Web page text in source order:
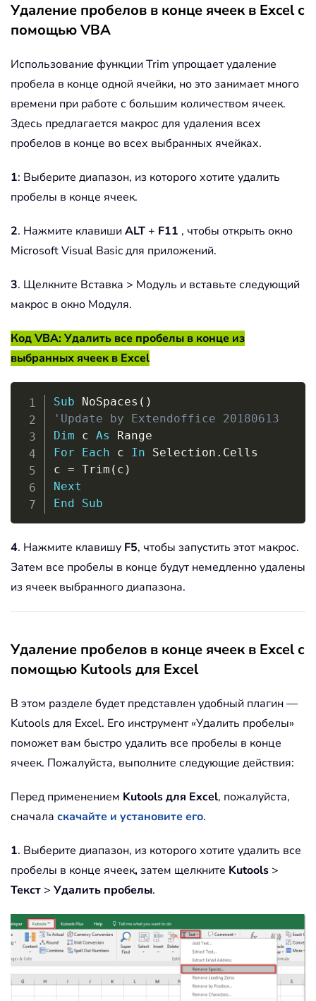
Удаление пробелов в конце ячеек в Excel с
помощью VBA
Использование функции Trim упрощает удаление
пробела в конце одной ячейки, но это занимает много
времени при работе с большим количеством ячеек.
Здесь предлагается макрос для удаления всех
пробелов в конце во всех выбранных ячейках.
1: Выберите диапазон, из которого хотите удалить
пробелы в конце ячеек.
2. Нажмите клавиши ALT+ F11 , чтобы открыть окно
Microsoft Visual Basic для приложений.
3. Щелкните Вставка > Модуль и вставьте следующий
макрос в окно Модуля.
Код VBA: Удалить все пробелы в конце из
выбранных ячеек в Excel
Sub NoSpaces ( )
'Update by Extendoffice 20180613
Dim c As
For
Each c In Selection . Cells
c = Trim ( c )
Next
End
Sub
4. Нажмите клавишу F5, чтобы запустить этот макрос.
Затем все пробелы в конце будут немедленно удалены
из ячеек выбранного диапазона.
Удаление пробелов в конце ячеек в Excel с
помощью Kutools для Excel
В этом разделе будет представлен удобный плагин —
Kutools для Excel. Его инструмент «Удалить пробелы»
поможет вам быстро удалить все пробелы в конце
ячеек. Пожалуйста, выполните следующие действия:
Перед применением Kutools для Excel, пожалуйста,
сначала скачайте и установите его.
1. Выберите диапазон, из которого хотите удалить все
пробелы в конце ячеек,затем щелкните Kutools >
Текст > Удалить пробелы.